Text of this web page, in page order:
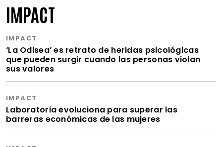
IMPACT
IMPACT
‘La Odisea’ es retrato de heridas psicológicas
que pueden surgir cuando las personas violan
sus valores
IMPACT
Laboratoria evoluciona para superar las
barreras económicas de las mujeres